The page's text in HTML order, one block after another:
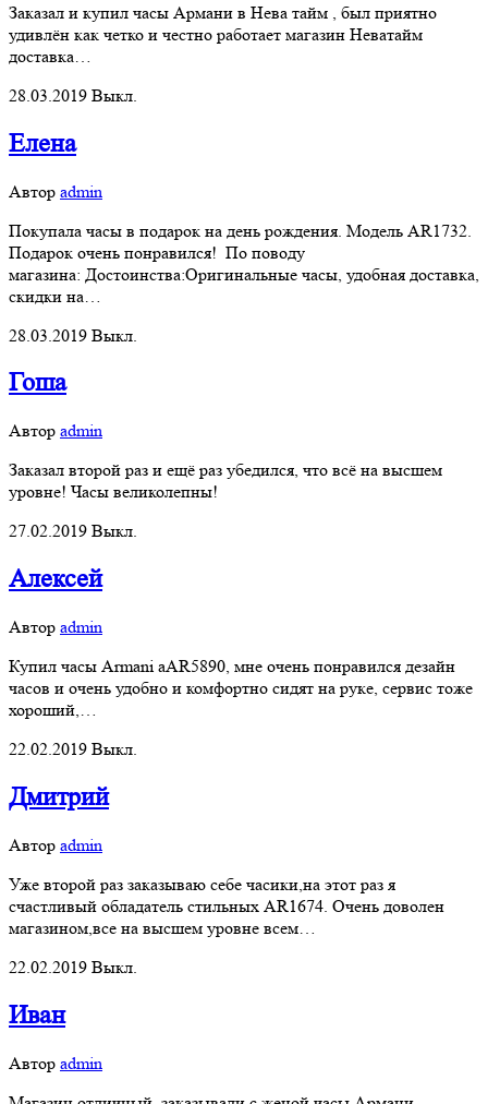
Заказал и купил часы Армани в Нева тайм , был приятно
удивлён как четко и честно работает магазин Неватайм
доставка…
28.03.2019 Выкл.
Елена
Автор admin
Покупала часы в подарок на день рождения. Модель AR1732.
Подарок очень понравился! По поводу
магазина: Достоинства:Оригинальные часы, удобная доставка,
скидки на…
28.03.2019 Выкл.
Гоша
Автор admin
Заказал второй раз и ещё раз убедился, что всё на высшем
уровне! Часы великолепны!
27.02.2019 Выкл.
Алексей
Автор admin
Купил часы Armani aAR5890, мне очень понравился дезайн
часов и очень удобно и комфортно сидят на руке, сервис тоже
хороший,…
22.02.2019 Выкл.
Дмитрий
Автор admin
Уже второй раз заказываю себе часики,на этот раз я
счастливый обладатель стильных AR1674. Очень доволен
магазином,все на высшем уровне всем…
22.02.2019 Выкл.
Иван
Автор admin